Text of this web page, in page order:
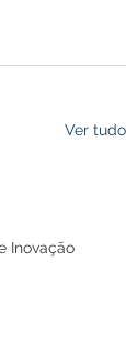
Inovação
Ver tudo